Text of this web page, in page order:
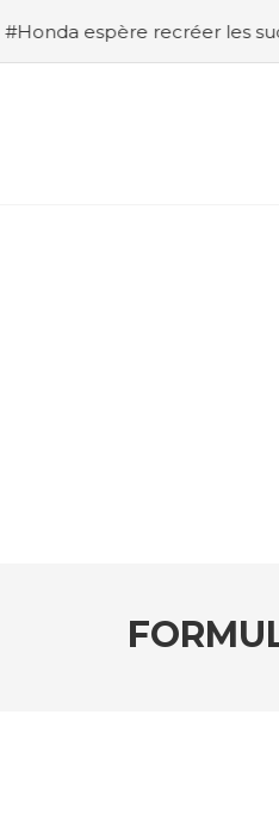
recréer les succès Red Bull